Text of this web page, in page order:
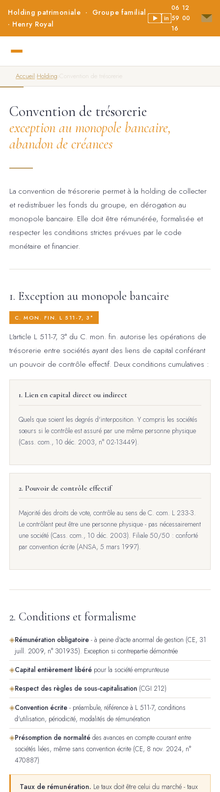
Holding patrimoniale · Groupe familial
· Henry Royal
in
06 12
59 00
16
Accueil Holding Convention de trésorerie
Convention de trésorerie
exception au monopole bancaire,
abandon de créances
La convention de trésorerie permet à la holding de collecter
et redistribuer les fonds du groupe, en dérogation au
monopole bancaire. Elle doit être rémunérée, formalisée et
respecter les conditions strictes prévues par le code
monétaire et financier.
1. Exception au monopole bancaire
C. MON. FIN. L 511-7, 3°
L'article L 511-7, 3° du C. mon. fin. autorise les opérations de
trésorerie entre sociétés ayant des liens de capital conférant
un pouvoir de contrôle effectif. Deux conditions cumulatives :
1. Lien en capital direct ou indirect
Quels que soient les degrés d'interposition. Y compris les sociétés
sœurs si le contrôle est assuré par une même personne physique
(Cass. com., 10 déc. 2003, n° 02-13449).
2. Pouvoir de contrôle effectif
Majorité des droits de vote, contrôle au sens de C. com. L 233-3.
Le contrôlant peut être une personne physique - pas nécessairement
une société (Cass. com., 10 déc. 2003). Filiale 50/50 : conforté
par convention écrite (ANSA, 5 mars 1997).
2. Conditions et formalisme
◈Rémunération obligatoire - à peine d'acte anormal de gestion (CE, 31
juill. 2009, n° 301935). Exception si contrepartie démontrée
◈Capital entièrement libéré pour la société emprunteuse
◈Respect des règles de sous-capitalisation (CGI 212)
◈Convention écrite - préambule, référence à L 511-7, conditions
d'utilisation, périodicité, modalités de rémunération
◈Présomption de normalité des avances en compte courant entre
sociétés liées, même sans convention écrite (CE, 8 nov. 2024, n°
470887)
Taux de rémunération. Le taux doit être celui du marché - taux